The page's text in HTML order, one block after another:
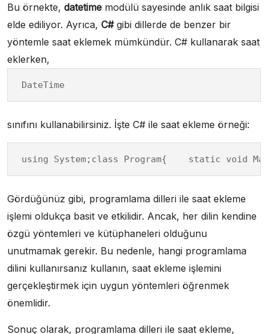
Bu örnekte, datetime modülü sayesinde anlık saat bilgisi
elde ediliyor. Ayrıca, C#gibi dillerde de benzer bir
yöntemle saat eklemek mümkündür. C# kullanarak saat
eklerken,
DateTime
sınıfını kullanabilirsiniz. İşte C# ile saat ekleme örneği:
using System;class Program{    static void
Gördüğünüz gibi, programlama dilleri ile saat ekleme
işlemi oldukça basit ve etkilidir. Ancak, her dilin kendine
özgü yöntemleri ve kütüphaneleri olduğunu
unutmamak gerekir. Bu nedenle, hangi programlama
dilini kullanırsanız kullanın, saat ekleme işlemini
gerçekleştirmek için uygun yöntemleri öğrenmek
önemlidir.
Sonuç olarak, programlama dilleri ile saat ekleme,